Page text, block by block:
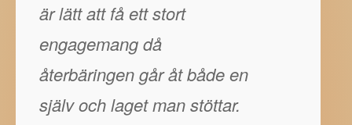
är lätt att få ett stort
engagemang då
återbäringen går åt både en
själv och laget man stöttar.